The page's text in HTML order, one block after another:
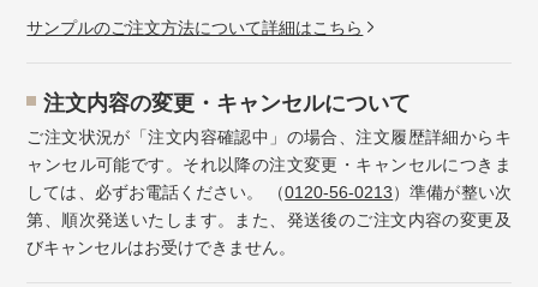
サンプルのご注文方法について詳細はこちら
注⽂内容の変更・キャンセルについて
ご注文状況が「注文内容確認中」の場合、注文履歴詳細からキ
ャンセル可能です。それ以降の注文変更・キャンセルにつきま
しては、必ずお電話ください。 （0120-56-0213）準備が整い次
第、順次発送いたします。また、発送後のご注文内容の変更及
びキャンセルはお受けできません。